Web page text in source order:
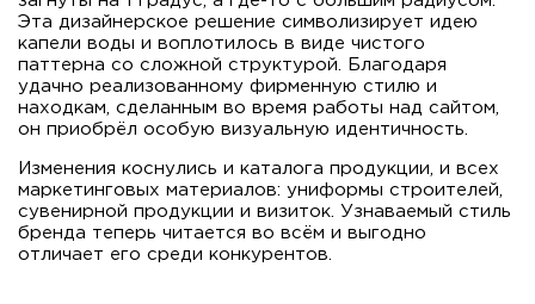
Эта дизайнерское решение символизирует идею
капели воды и воплотилось в виде чистого
паттерна со сложной структурой. Благодаря
удачно реализованному фирменную стилю и
находкам, сделанным во время работы над сайтом,
он приобрёл особую визуальную идентичность.
Изменения коснулись и каталога продукции, и всех
маркетинговых материалов: униформы строителей,
сувенирной продукции и визиток. Узнаваемый стиль
бренда теперь читается во всём и выгодно
отличает его среди конкурентов.